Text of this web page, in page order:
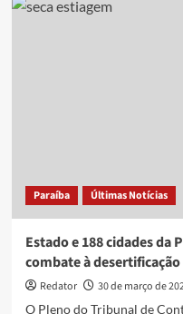
de
Paraíba Últimas Notícias
Estado e 188 cidades da
combate à desertificação
Redator 30 de março de
O Pleno do Tribunal de